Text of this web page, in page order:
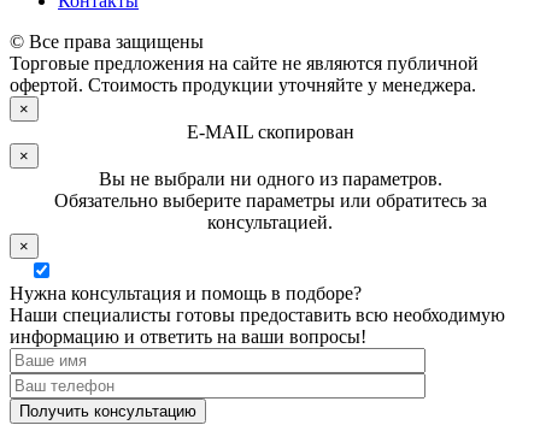
© Все права защищены
Торговые предложения на сайте не являются публичной
офертой. Стоимость продукции уточняйте у менеджера.
×
E-MAIL скопирован
×
Вы не выбрали ни одного из параметров.
Обязательно выберите параметры или обратитесь за
консультацией.
×
Нужна консультация и помощь в подборе?
Наши специалисты готовы предоставить всю необходимую
информацию и ответить на ваши вопросы!